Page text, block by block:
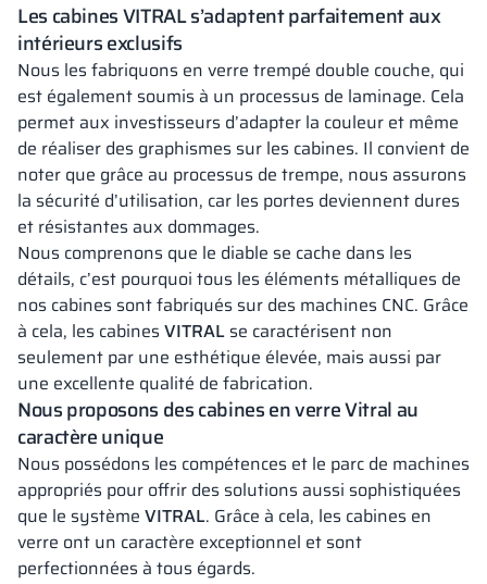
Les cabines VITRAL s’adaptent parfaitement aux
intérieurs exclusifs
Nous les fabriquons en verre trempé double couche, qui
est également soumis à un processus de laminage. Cela
permet aux investisseurs d’adapter la couleur et même
de réaliser des graphismes sur les cabines. Il convient de
noter que grâce au processus de trempe, nous assurons
la sécurité d’utilisation, car les portes deviennent dures
et résistantes aux dommages.
Nous comprenons que le diable se cache dans les
détails, c’est pourquoi tous les éléments métalliques de
nos cabines sont fabriqués sur des machines CNC. Grâce
à cela, les cabines VITRAL se caractérisent non
seulement par une esthétique élevée, mais aussi par
une excellente qualité de fabrication.
Nous proposons des cabines en verre Vitral au
caractère unique
Nous possédons les compétences et le parc de machines
appropriés pour offrir des solutions aussi sophistiquées
que le système VITRAL. Grâce à cela, les cabines en
verre ont un caractère exceptionnel et sont
perfectionnées à tous égards.